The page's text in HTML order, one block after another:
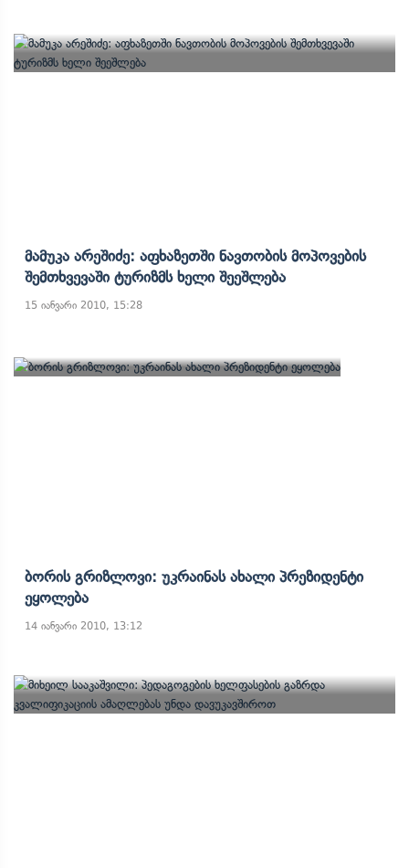
Მამუკა Არეშიძე: Აფხაზეთში Ნავთობის Მოპოვების
Შემთხვევაში Ტურიზმს Ხელი Შეეშლება
15 იანვარი 2010, 15:28
Ბორის Გრიზლოვი: Უკრაინას Ახალი Პრეზიდენტი
Ეყოლება
14 იანვარი 2010, 13:12